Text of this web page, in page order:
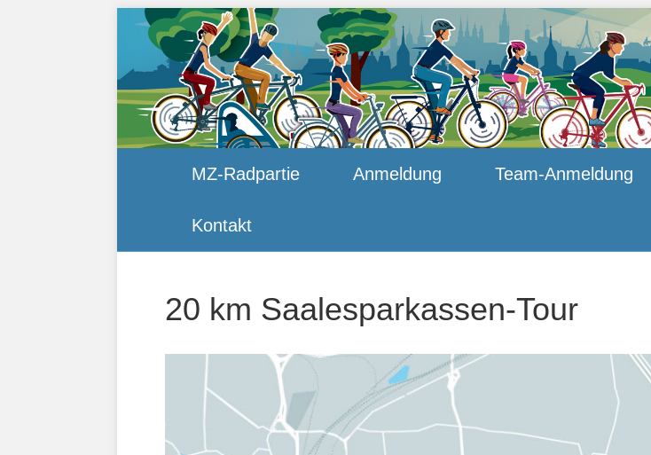
MZ-Radpartie Anmeldung Team-Anmeldung
Kontakt
20 km Saalesparkassen-Tour